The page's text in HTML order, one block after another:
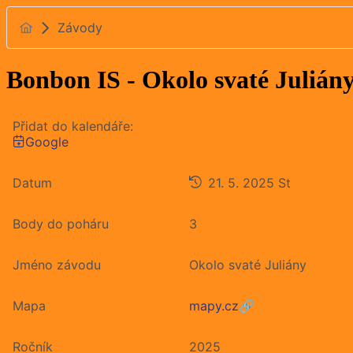
Závody
Bonbon IS - Okolo svaté
Přidat do kalendáře:
Google
Datum 21. 5. 2025 St
Body do poháru 3
Jméno závodu Okolo svaté Juliány
Mapa mapy.cz🔗
Ročník 2025